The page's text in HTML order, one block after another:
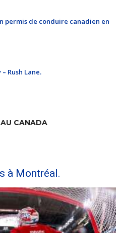
permis de conduire canadien en
Rush Lane.
AU CANADA
à Montréal.